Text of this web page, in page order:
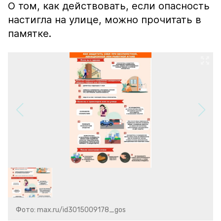
О том, как действовать, если опасность
настигла на улице, можно прочитать в
памятке.
Фото: max.ru/id3015009178_gos